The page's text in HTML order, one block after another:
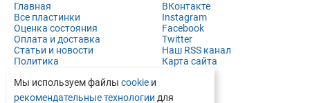
Главная
Все пластинки
Оценка состояния
Оплата и доставка
Статьи и новости
Политика
Контакты
Полная версия сайта
ВКонтакте
Instagram
Facebook
Twitter
Наш RSS канал
Карта сайта
Мы используем файлы cookie и
рекомендательные технологии для